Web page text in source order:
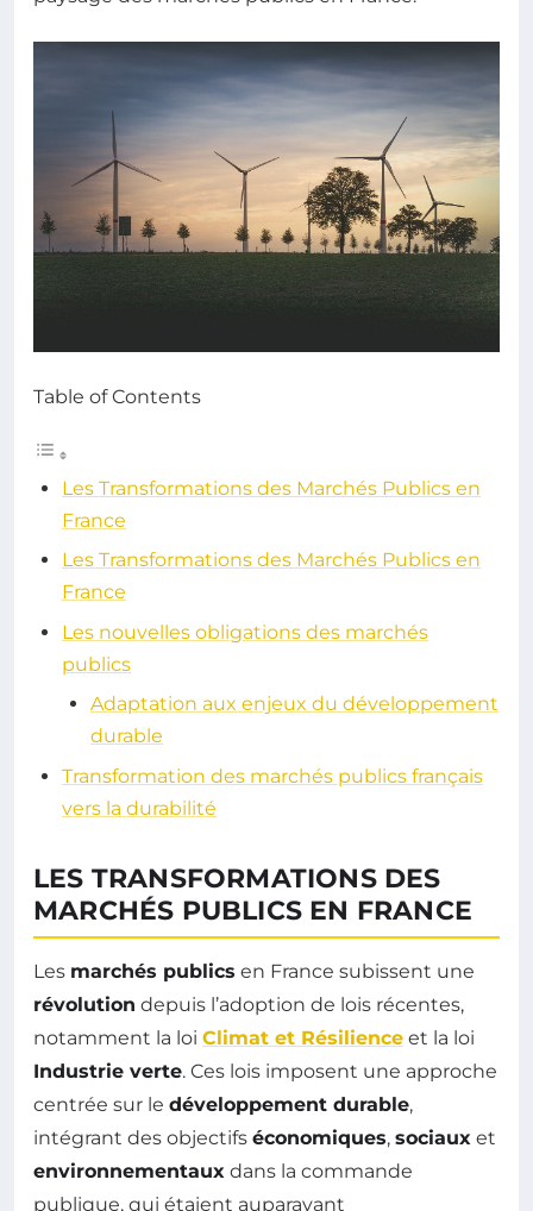
Table of Contents
Les Transformations des Marchés Publics en
France
Les Transformations des Marchés Publics en
France
Les nouvelles obligations des marchés
publics
Adaptation aux enjeux du développement
durable
Transformation des marchés publics français
vers la durabilité
LES TRANSFORMATIONS DES
MARCHÉS PUBLICS EN FRANCE
Les marchés publics en France subissent une
révolution depuis l’adoption de lois récentes,
notamment la loi Climat et Résilience et la loi
Industrie verte. Ces lois imposent une approche
centrée sur le développement durable,
intégrant des objectifs économiques, sociaux et
environnementaux dans la commande
publique, qui étaient auparavant